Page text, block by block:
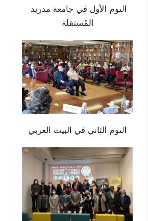
المُستقلة
اليوم الثاني في البيت العربي